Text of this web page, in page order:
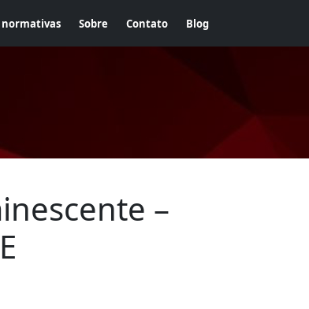
Sobre Contato Blog
–